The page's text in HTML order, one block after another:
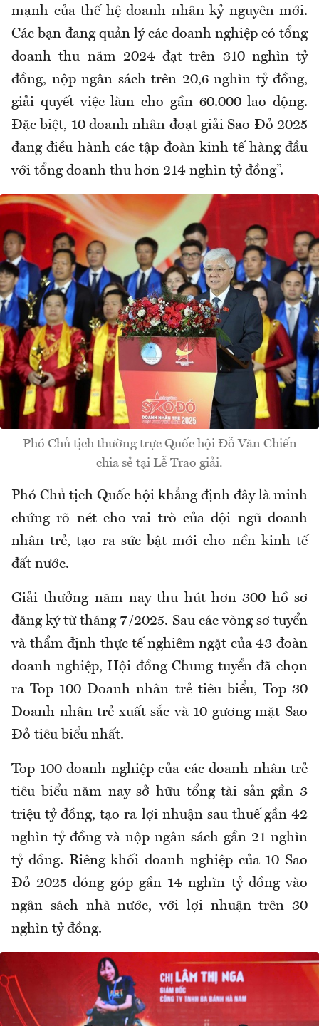
mạnh của thế hệ doanh nhân kỷ nguyên mới.
Các bạn đang quản lý các doanh nghiệp có tổng
doanh thu năm 2024 đạt trên 310 nghìn tỷ
đồng, nộp ngân sách trên 20,6 nghìn tỷ đồng,
giải quyết việc làm cho gần 60.000 lao động.
Đặc biệt, 10 doanh nhân đoạt giải Sao Đỏ 2025
đang điều hành các tập đoàn kinh tế hàng đầu
với tổng doanh thu hơn 214 nghìn tỷ đồng”.
Phó Chủ tịch thường trực Quốc hội Đỗ Văn Chiến
chia sẻ tại Lễ Trao giải.
Phó Chủ tịch Quốc hội khẳng định đây là minh
chứng rõ nét cho vai trò của đội ngũ doanh
nhân trẻ, tạo ra sức bật mới cho nền kinh tế
đất nước.
Giải thưởng năm nay thu hút hơn 300 hồ sơ
đăng ký từ tháng 7/2025. Sau các vòng sơ tuyển
và thẩm định thực tế nghiêm ngặt của 43 đoàn
doanh nghiệp, Hội đồng Chung tuyển đã chọn
ra Top 100 Doanh nhân trẻ tiêu biểu, Top 30
Doanh nhân trẻ xuất sắc và 10 gương mặt Sao
Đỏ tiêu biểu nhất.
Top 100 doanh nghiệp của các doanh nhân trẻ
tiêu biểu năm nay sở hữu tổng tài sản gần 3
triệu tỷ đồng, tạo ra lợi nhuận sau thuế gần 42
nghìn tỷ đồng và nộp ngân sách gần 21 nghìn
tỷ đồng. Riêng khối doanh nghiệp của 10 Sao
Đỏ 2025 đóng góp gần 14 nghìn tỷ đồng vào
ngân sách nhà nước, với lợi nhuận trên 30
nghìn tỷ đồng.